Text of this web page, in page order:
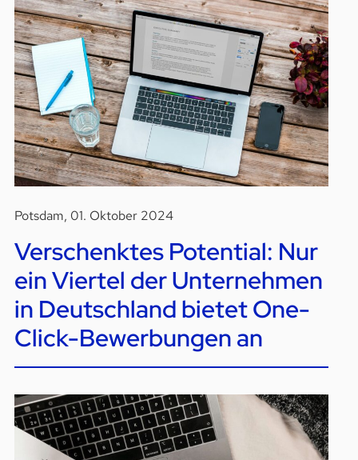
Potsdam, 01. Oktober 2024
Verschenktes Potential: Nur
ein Viertel der Unternehmen
in Deutschland bietet One-
Click-Bewerbungen an